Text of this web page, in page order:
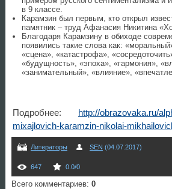
в 9 классе.
Карамзин был первым, кто открыл
памятник – труд Афанасия Никитина
Благодаря Карамзину в обиходе
появились такие слова как:
«сцена», «катастрофа»,
«будущность», «эпоха», «гармония»,
«занимательный», «влияние»,
Подробнее: http://obrazovaka.ru/
mixajlovich-karamzin-nikolai-
Литераторы SEN (04.07.2017)
647 0.0/0
Всего комментариев: 0